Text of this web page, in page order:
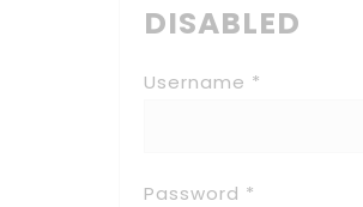
DISABLED
Username *
Password *